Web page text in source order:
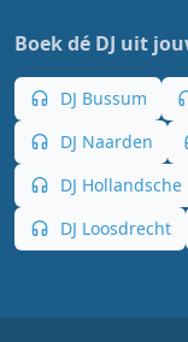
Boek dé DJ uit
DJ Bussum
DJ Naarden
DJ
DJ Loosdrecht